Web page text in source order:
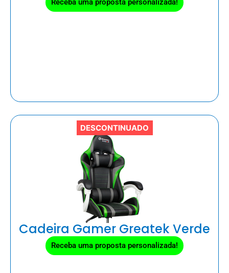
Receba uma proposta personalizada!
DESCONTINUADO
Cadeira Gamer Greatek Verde
Receba uma proposta personalizada!